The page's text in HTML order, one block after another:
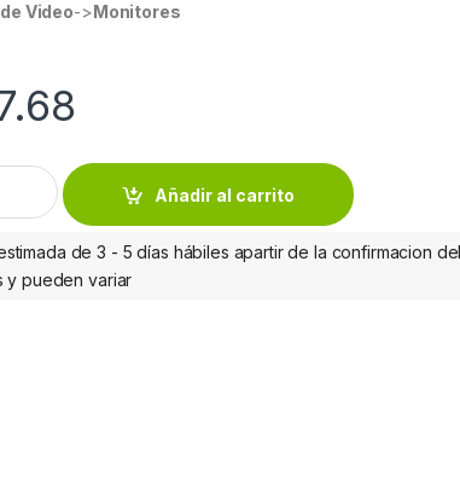
Video->Monitores
EXTENDIDO DUAL SMARTFIT ERGO quantity
Añadir al carrito
de 3 - 5 días hábiles apartir de la confirmacion
y pueden variar